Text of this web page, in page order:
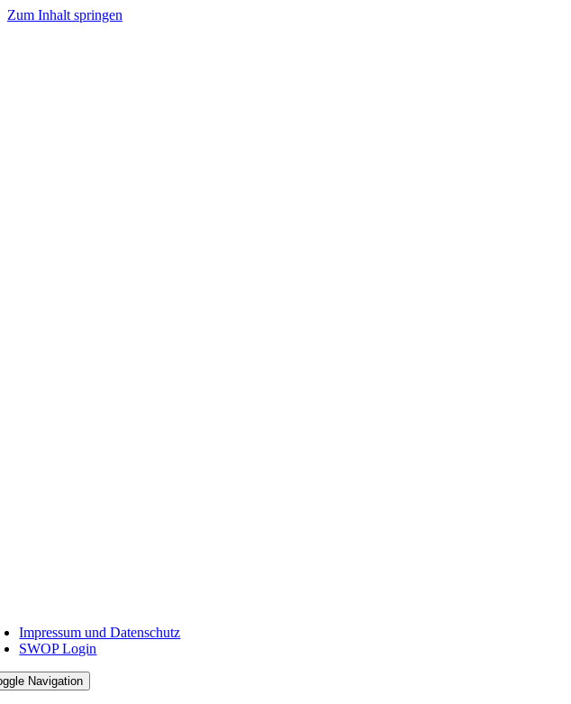
Zum Inhalt springen
Impressum und Datenschutz
SWOP Login
Navigation